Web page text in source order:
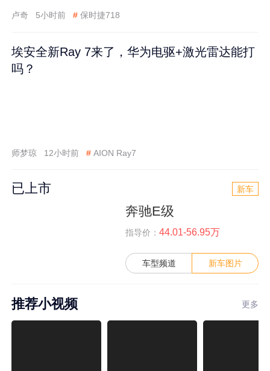
卢奇 5小时前 # 保时捷718
埃安全新Ray 7来了，华为电驱+激光雷达能打
吗？
师梦琼 12小时前 # AION Ray7
已上市 新车
奔驰E级
指导价： 44.01-56.95万
车型频道 新车图片
推荐小视频 更多